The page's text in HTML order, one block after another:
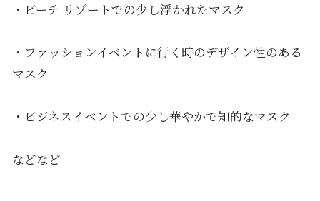
・ビーチ リゾートでの少し浮かれたマスク
・ファッションイベントに行く時のデザイン性のある
マスク
・ビジネスイベントでの少し華やかで知的なマスク
などなど